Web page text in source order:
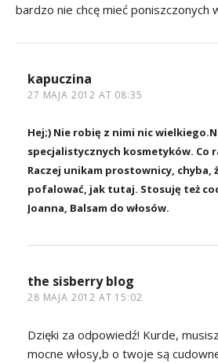
bardzo nie chcę mieć poniszczonych
kapuczina
27 MAJA 2012 AT 08:35
Hej;) Nie robię z nimi nic
specjalistycznych kosmetyków. Co
Raczej unikam prostownicy, chyba,
pofalować, jak tutaj. Stosuję też
Joanna, Balsam do włosów.
the sisberry blog
28 MAJA 2012 AT 15:02
Dzięki za odpowiedź! Kurde,
mocne włosy,b o twoje są